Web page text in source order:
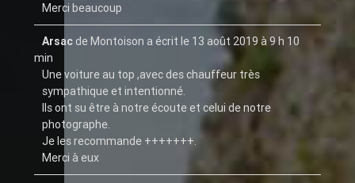
Merci beaucoup
Arsac deMontoison a écrit le 13 août 2019 à9 h 10
min
Une voiture au top ,avec des chauffeur très
sympathique et intentionné.
Ils ont su être à notre écoute et celui de notre
photographe.
Je les recommande +++++++.
Merci à eux